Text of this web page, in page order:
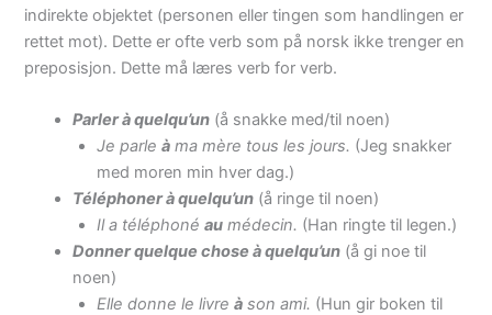
indirekte objektet (personen eller tingen som handlingen er
rettet mot). Dette er ofte verb som på norsk ikke trenger en
preposisjon. Dette må læres verb for verb.
Parler à quelqu’un (å snakke med/til noen)
Je parleà ma mère tous les jours. (Jeg snakker
med moren min hver dag.)
Téléphoner à quelqu’un (å ringe til noen)
Il a téléphonéau médecin. (Han ringte til legen.)
Donner quelque chose à quelqu’un (å gi noe til
noen)
Elle donne le livreà son ami. (Hun gir boken til